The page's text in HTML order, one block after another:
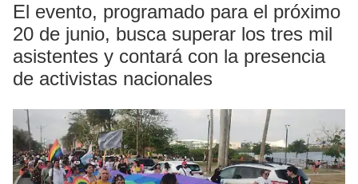
El evento, programado para el próximo
20 de junio, busca superar los tres mil
asistentes y contará con la presencia
de activistas nacionales